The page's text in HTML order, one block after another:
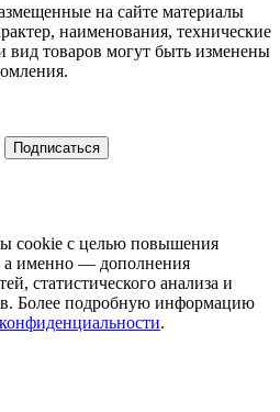
на сайте материалы
наименования, технические
вид товаров могут быть изменены
cookie с целью повышения
а именно — дополнения
статистического анализа и
Более подробную информацию
.